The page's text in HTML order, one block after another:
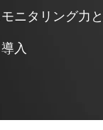
ニタリング力
入